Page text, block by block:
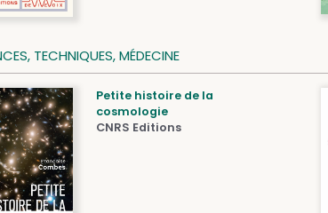
TECHNIQUES, MÉDECINE
Petite histoire de la
cosmologie
CNRS Editions